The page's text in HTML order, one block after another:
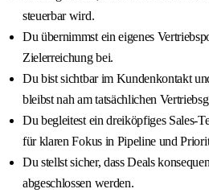
steuerbar wird.
Du übernimmst ein eigenes
Zielerreichung bei.
Du bist sichtbar im Kundenkontakt
bleibst nah am tatsächlichen
Du begleitest ein dreiköpfiges Sales-
für klaren Fokus in Pipeline und
Du stellst sicher, dass Deals
abgeschlossen werden.